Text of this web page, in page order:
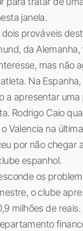
janela.
prováveis
da Alemanha,
mas não
Na Espanha,
a apresentar
Rodrigo Caio
Valencia na
por não chegar
espanhol.
os
o clube
milhões de